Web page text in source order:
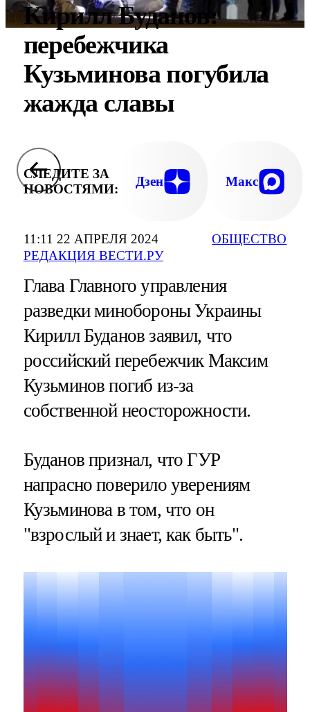
11:11 22 АПРЕЛЯ 2024
РЕДАКЦИЯ ВЕСТИ.РУ
ОБЩЕСТВО
Кирилл Буданов:
перебежчика
Кузьминова погубила
жажда славы
СЛЕДИТЕ ЗА
НОВОСТЯМИ:
Дзен Макс
Глава Главного управления
разведки минобороны Украины
Кирилл Буданов заявил, что
российский перебежчик Максим
Кузьминов погиб из-за
собственной неосторожности.
Буданов признал, что ГУР
напрасно поверило уверениям
Кузьминова в том, что он
"взрослый и знает, как быть".